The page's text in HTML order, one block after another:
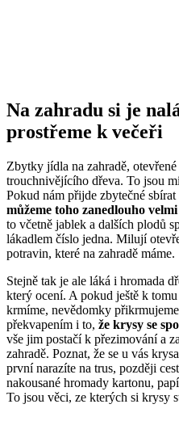
Na zahradu si je
prostřeme k večeři
Zbytky jídla na zahradě,
trouchnivějícího dřeva. To jsou
Pokud nám přijde zbytečné
můžeme toho zanedlouho
to včetně jablek a dalších plodů
lákadlem číslo jedna. Milují
potravin, které na zahradě máme.
Stejně tak je ale láká i hromada
který ocení. A pokud ještě k
krmíme, nevědomky
překvapením i to, že krysy se
vše jim postačí k přezimování a
zahradě. Poznat, že se u vás
první narazíte na trus, později
nakousané hromady kartonu,
To jsou věci, ze kterých si krysy